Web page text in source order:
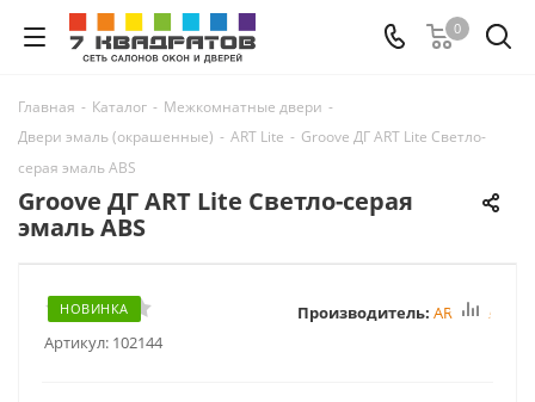
0
Главная - Каталог - Межкомнатные двери -
Двери эмаль (окрашенные) - ART Lite - Groove ДГ ART Lite Светло-
серая эмаль ABS
Groove ДГ ART Lite Светло-серая
эмаль ABS
НОВИНКА
Артикул: 102144
Производитель: ART Lite